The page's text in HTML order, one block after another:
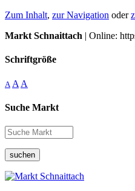
Zum Inhalt, zur Navigation oder
Markt Schnaittach | Online:
Schriftgröße
A A A
Suche Markt
suchen